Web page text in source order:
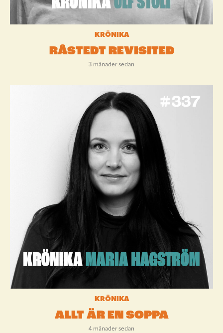
KRÖNIKA
RÅSTEDT REVISITED
3 månader sedan
KRÖNIKA
ALLT ÄR EN SOPPA
4 månader sedan